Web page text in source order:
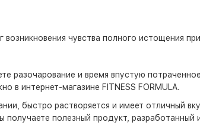
чувства полного истощения
разочарование и время впустую
в интернет-магазине FITNESS FORMULA.
быстро растворяется и имеет отличный
полезный продукт, разработанный